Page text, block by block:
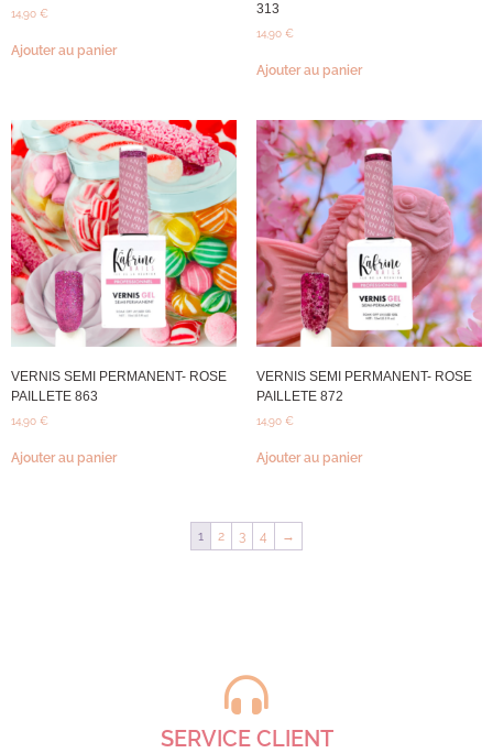
14,90 €
Ajouter au panier
313
14,90 €
Ajouter au panier
VERNIS SEMI PERMANENT- ROSE
PAILLETE 863
14,90 €
Ajouter au panier
VERNIS SEMI PERMANENT- ROSE
PAILLETE 872
14,90 €
Ajouter au panier
1 2 3 4 →
SERVICE CLIENT